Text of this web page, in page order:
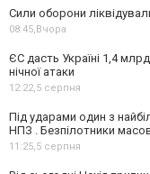
Сили оборони
08:45,Вчора
ЄС дасть Україні 1,4
нічної атаки
12:22,5 серпня
Під ударами один з
НПЗ . Безпілотники
11:25,5 серпня